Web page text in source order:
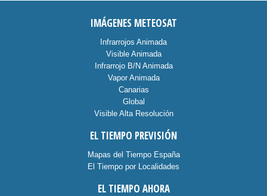
IMÁGENES METEOSAT
Infrarrojos Animada
Visible Animada
Infrarrojo B/N Animada
Vapor Animada
Canarias
Global
Visible Alta Resolución
EL TIEMPO PREVISIÓN
Mapas del Tiempo España
El Tiempo por Localidades
EL TIEMPO AHORA